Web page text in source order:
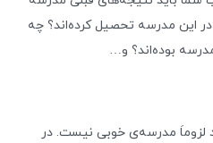
این مدرسه تحصیل کرده‌اند؟ چه
بوده‌اند؟ و…
لزوماَ مدرسه‌ی خوبی نیست. در